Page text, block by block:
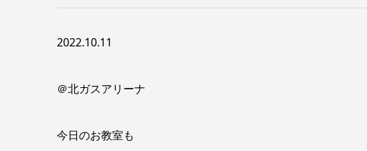
2022.10.11
＠北ガスアリーナ
今日のお教室も